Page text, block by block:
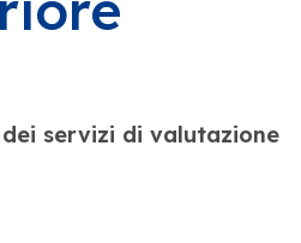
servizi di valutazione